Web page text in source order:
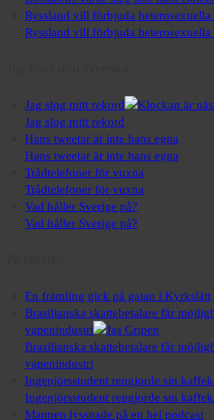
Ryssland vill förbjuda heterosexuella
Ryssland vill förbjuda heterosexuella
Jag slog mitt rekord
Jag slog mitt rekord
Hans tweetar är inte hans egna
Hans tweetar är inte hans egna
Trådtelefoner för vuxna
Trådtelefoner för vuxna
Vad håller Sverige på?
Vad håller Sverige på?
En främling gick på gatan i Kyrkslätt
Brasilianska skattebetalare får
vapenindustri
Brasilianska skattebetalare får
vapenindustri
Ingenjörsstudent rengjorde sin
Ingenjörsstudent rengjorde sin
Mannen lyssnade på en hel podcast